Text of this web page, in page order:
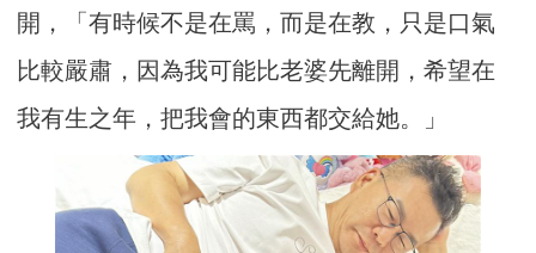
開，「有時候不是在罵，而是在教，只是口氣
比較嚴肅，因為我可能比老婆先離開，希望在
我有生之年，把我會的東西都交給她。」